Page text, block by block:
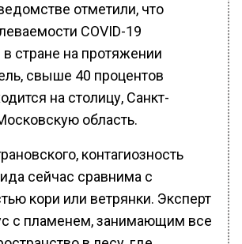
отметили, что
COVID-19
стране на протяжении
свыше 40 процентов
на столицу, Санкт-
область.
контагиозность
сейчас сравнима с
кори или ветрянки. Эксперт
с пламенем, занимающим все